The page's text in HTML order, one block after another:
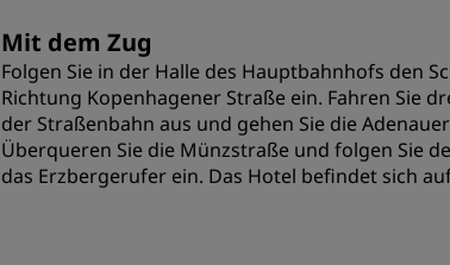
Mit dem Zug
Folgen Sie in der Halle des Hauptbahnhofs den
Richtung Kopenhagener Straße ein. Fahren Sie
der Straßenbahn aus und gehen Sie die
Überqueren Sie die Münzstraße und folgen Sie
das Erzbergerufer ein. Das Hotel befindet sich